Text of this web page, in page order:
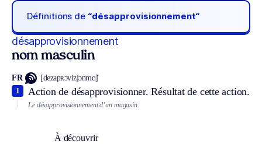
Définitions de “désapprovisionnement“
désapprovisionnement
nom masculin
FR [dezapʀɔvizjɔnmɑ̃]
Action de désapprovisionner. Résultat de cette action.
1
Le désapprovisionnement d’un magasin.
À découvrir